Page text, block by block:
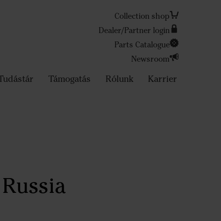
Collection shop
Dealer/Partner login
Parts Catalogue
Newsroom
Támogatás Rólunk Karrier